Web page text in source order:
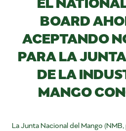
BOARD
ACEPTANDO
PARA LA
DE LA
MANGO
La Junta Nacional del Mango